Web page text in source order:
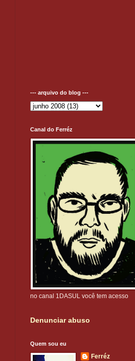
--- arquivo do blog ---
Canal do Ferréz
no canal 1DASUL você tem acesso
Denunciar abuso
Quem sou eu
Ferréz